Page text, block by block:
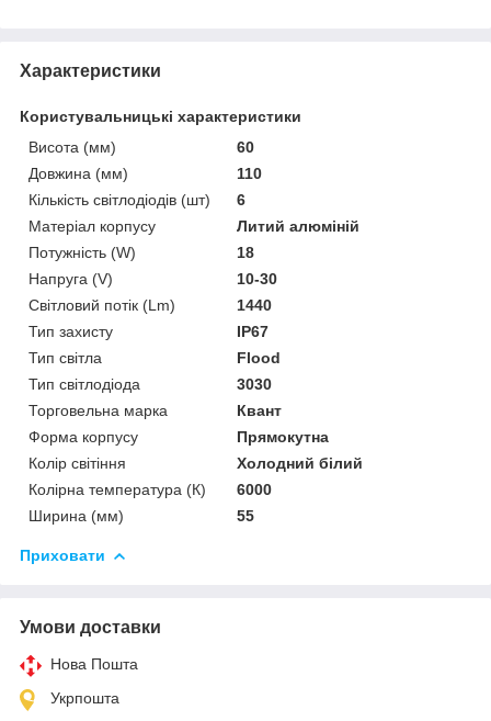
Характеристики
Користувальницькі характеристики
Висота (мм)
60
Довжина (мм)
110
Кількість світлодіодів (шт)
6
Матеріал корпусу
Литий алюміній
Потужність (W)
18
Напруга (V)
10-30
Світловий потік (Lm)
1440
Тип захисту
IP67
Тип світла
Flood
Тип світлодіода
3030
Торговельна марка
Квант
Форма корпусу
Прямокутна
Колір світіння
Холодний білий
Колірна температура (К)
6000
Ширина (мм)
55
Приховати
Умови доставки
Нова Пошта
Укрпошта